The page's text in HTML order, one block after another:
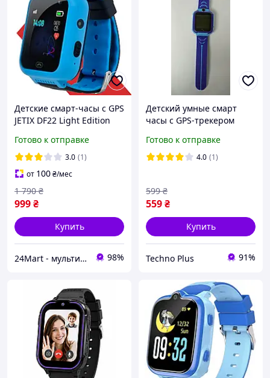
Детские смарт-часы с GPS
JETIX DF22 Light Edition
оригинальные с
телефоном и камерой
(Blue)
Готово к отправке
3.0 (1)
от 100₴/мес
999₴
1 790 ₴
Купить
24Mart - мультибрендовый интернет магазин 98%
Детский умные смарт
часы с GPS-трекером
Blue
Готово к отправке
4.0 (1)
559₴
599 ₴
Купить
Techno Plus 91%